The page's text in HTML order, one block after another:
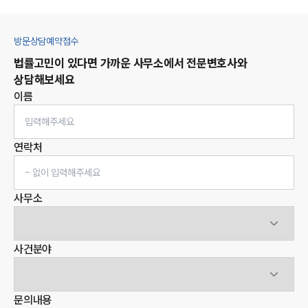
방문상담예약접수
법률고민이 있다면 가까운 사무소에서 전문변호사와
상담해보세요
이름
연락처
사무소
사건분야
문의내용